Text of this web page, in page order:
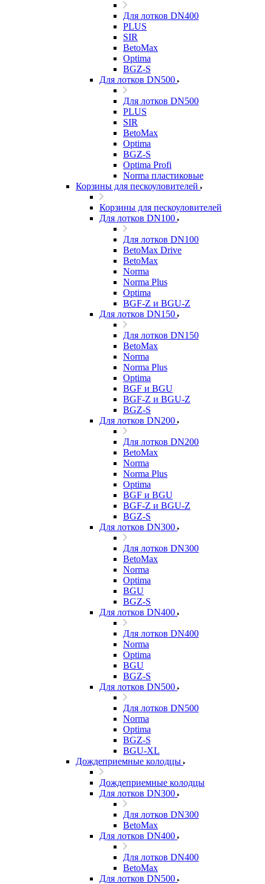
Для лотков DN400
PLUS
SIR
BetoMax
Optima
BGZ-S
Для лотков DN500
Для лотков DN500
PLUS
SIR
BetoMax
Optima
BGZ-S
Optima Profi
Norma пластиковые
Корзины для пескоуловителей
Корзины для пескоуловителей
Для лотков DN100
Для лотков DN100
BetoMax Drive
BetoMax
Norma
Norma Plus
Optima
BGF-Z и BGU-Z
Для лотков DN150
Для лотков DN150
BetoMax
Norma
Norma Plus
Optima
BGF и BGU
BGF-Z и BGU-Z
BGZ-S
Для лотков DN200
Для лотков DN200
BetoMax
Norma
Norma Plus
Optima
BGF и BGU
BGF-Z и BGU-Z
BGZ-S
Для лотков DN300
Для лотков DN300
BetoMax
Norma
Optima
BGU
BGZ-S
Для лотков DN400
Для лотков DN400
Norma
Optima
BGU
BGZ-S
Для лотков DN500
Для лотков DN500
Norma
Optima
BGZ-S
BGU-XL
Дождеприемные колодцы
Дождеприемные колодцы
Для лотков DN300
Для лотков DN300
BetoMax
Для лотков DN400
Для лотков DN400
BetoMax
Для лотков DN500